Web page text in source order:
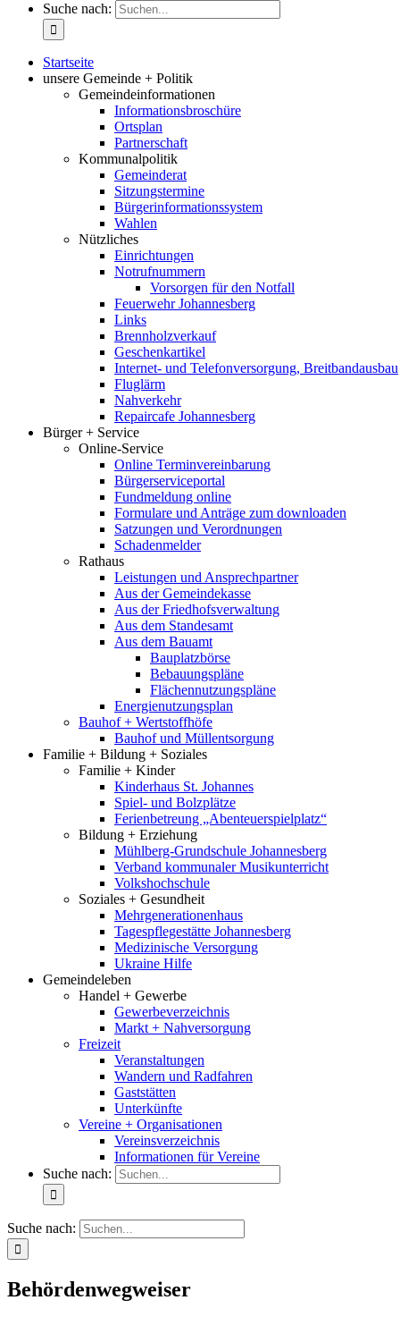
Suche nach:
Startseite
unsere Gemeinde + Politik
Gemeindeinformationen
Informationsbroschüre
Ortsplan
Partnerschaft
Kommunalpolitik
Gemeinderat
Sitzungstermine
Bürgerinformationssystem
Wahlen
Nützliches
Einrichtungen
Notrufnummern
Vorsorgen für den Notfall
Feuerwehr Johannesberg
Links
Brennholzverkauf
Geschenkartikel
Internet- und Telefonversorgung, Breitbandausbau
Fluglärm
Nahverkehr
Repaircafe Johannesberg
Bürger + Service
Online-Service
Online Terminvereinbarung
Bürgerserviceportal
Fundmeldung online
Formulare und Anträge zum downloaden
Satzungen und Verordnungen
Schadenmelder
Rathaus
Leistungen und Ansprechpartner
Aus der Gemeindekasse
Aus der Friedhofsverwaltung
Aus dem Standesamt
Aus dem Bauamt
Bauplatzbörse
Bebauungspläne
Flächennutzungspläne
Energienutzungsplan
Bauhof + Wertstoffhöfe
Bauhof und Müllentsorgung
Familie + Bildung + Soziales
Familie + Kinder
Kinderhaus St. Johannes
Spiel- und Bolzplätze
Ferienbetreung „Abenteuerspielplatz“
Bildung + Erziehung
Mühlberg-Grundschule Johannesberg
Verband kommunaler Musikunterricht
Volkshochschule
Soziales + Gesundheit
Mehrgenerationenhaus
Tagespflegestätte Johannesberg
Medizinische Versorgung
Ukraine Hilfe
Gemeindeleben
Handel + Gewerbe
Gewerbeverzeichnis
Markt + Nahversorgung
Freizeit
Veranstaltungen
Wandern und Radfahren
Gaststätten
Unterkünfte
Vereine + Organisationen
Vereinsverzeichnis
Informationen für Vereine
Suche nach:
Suche nach:
Behördenwegweiser